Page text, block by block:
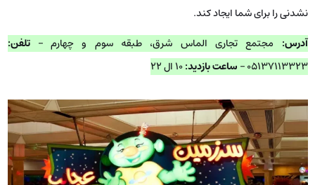
نشدنی را برای شما ایجاد کند.
آدرس: مجتمع تجاری الماس شرق، طبقه سوم و چهارم –تلفن:
۰۵۱۳۷۱۱۳۳۲۳ –
ساعت بازدید:۱۰ ال ۲۲